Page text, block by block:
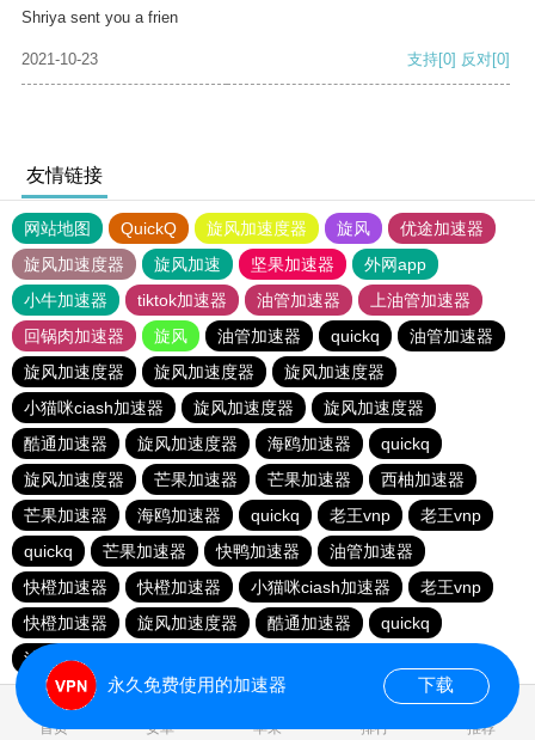
Shriya sent you a frien
2021-10-23 支持[0] 反对[0]
友情链接
网站地图 QuickQ 旋风加速度器 旋风
优途加速器
旋风加速度器
旋风加速 坚果加速器
外网app
小牛加速器
tiktok加速器 油管加速器
上油管加速器
回锅肉加速器
旋风 油管加速器 quickq
油管加速器
旋风加速度器
旋风加速度器
旋风加速度器
小猫咪ciash加速器
旋风加速度器
旋风加速度器
酷通加速器
旋风加速度器 海鸥加速器
quickq
旋风加速度器
芒果加速器 芒果加速器
西柚加速器
芒果加速器
海鸥加速器 quickq 老王vnp
老王vnp
quickq
芒果加速器 快鸭加速器
油管加速器
快橙加速器
快橙加速器 小猫咪ciash加速器
老王vnp
快橙加速器
旋风加速度器 酷通加速器
quickq
油管加速器
首页 安卓 苹果 排行 推荐
永久免费使用的加速器 下载